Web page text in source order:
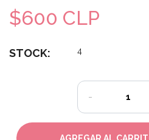
$600 CLP
STOCK: 4
-